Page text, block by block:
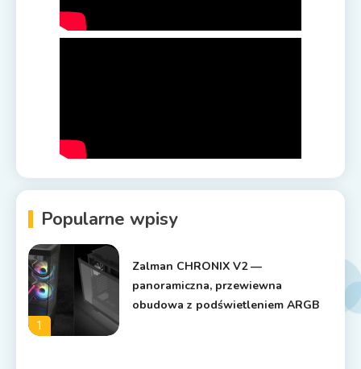
Popularne wpisy
1
Zalman CHRONIX V2 —
panoramiczna, przewiewna
obudowa z podświetleniem ARGB